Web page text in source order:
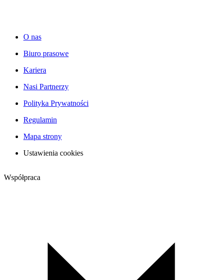
O nas
Biuro prasowe
Kariera
Nasi Partnerzy
Polityka Prywatności
Regulamin
Mapa strony
Ustawienia cookies
Współpraca